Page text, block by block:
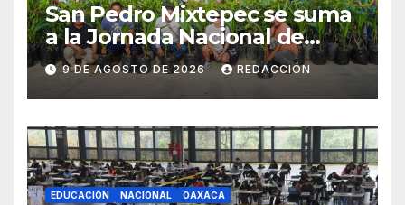
San Pedro Mixtepec se suma
a la Jornada Nacional de
Reforestación 2026
9 DE AGOSTO DE 2026 REDACCIÓN
EDUCACIÓN NACIONAL OAXACA